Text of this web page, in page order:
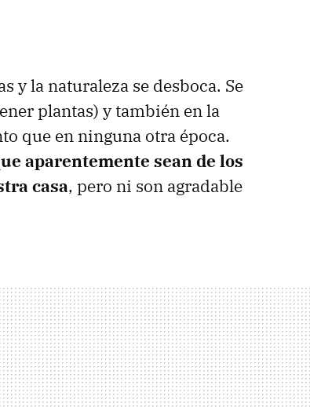
y la naturaleza se desboca. Se
plantas) y también en la
que en ninguna otra época.
aparentemente sean de los
casa, pero ni son agradable